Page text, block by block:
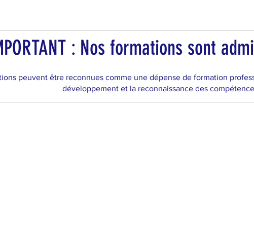
: Nos formations sont
peuvent être reconnues comme une dépense de formation
développement et la reconnaissance des